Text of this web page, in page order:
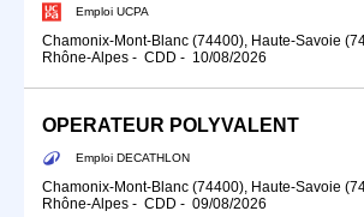
Emploi UCPA
Chamonix-Mont-Blanc (74400), Haute-Savoie
Rhône-Alpes - CDD - 10/08/2026
OPERATEUR POLYVALENT
Emploi DECATHLON
Chamonix-Mont-Blanc (74400), Haute-Savoie
Rhône-Alpes - CDD - 09/08/2026